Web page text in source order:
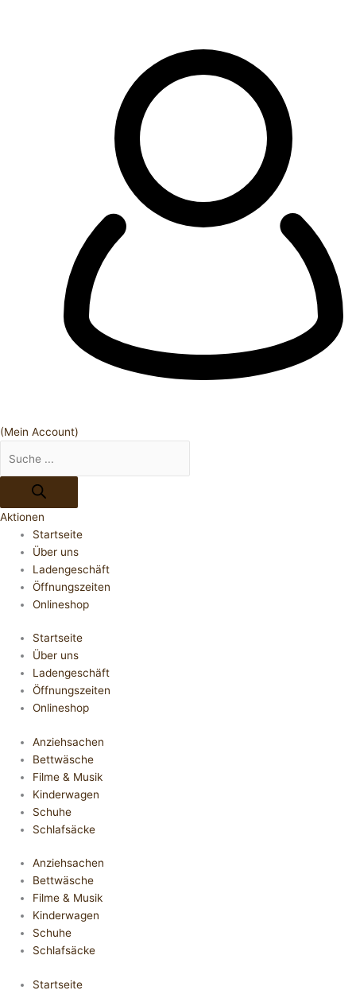
(Mein Account)
Aktionen
Startseite
Über uns
Ladengeschäft
Öffnungszeiten
Onlineshop
Startseite
Über uns
Ladengeschäft
Öffnungszeiten
Onlineshop
Anziehsachen
Bettwäsche
Filme & Musik
Kinderwagen
Schuhe
Schlafsäcke
Anziehsachen
Bettwäsche
Filme & Musik
Kinderwagen
Schuhe
Schlafsäcke
Startseite